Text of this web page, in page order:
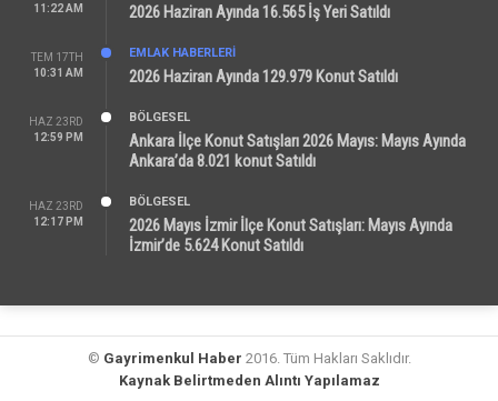
11:22 AM
2026 Haziran Ayında 16.565 İş Yeri Satıldı
TEM 17TH
10:31 AM
EMLAK HABERLERI
2026 Haziran Ayında 129.979 Konut Satıldı
HAZ 23RD
12:59 PM
BÖLGESEL
Ankara İlçe Konut Satışları 2026 Mayıs: Mayıs Ayında
Ankara’da 8.021 konut Satıldı
HAZ 23RD
12:17 PM
BÖLGESEL
2026 Mayıs İzmir İlçe Konut Satışları: Mayıs Ayında
İzmir’de 5.624 Konut Satıldı
© Gayrimenkul Haber 2016. Tüm Hakları Saklıdır.
Kaynak Belirtmeden Alıntı Yapılamaz